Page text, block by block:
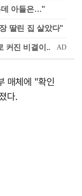
데 아들은…"
딸린 집 살았다"
매체에 "확인
다.